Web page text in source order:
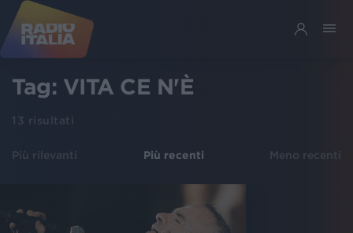
Tag: VITA CE N'È
13 risultati
Più rilevanti Più recenti Meno recenti